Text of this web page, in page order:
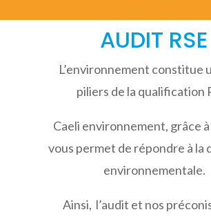
AUDIT RSE
L’environnement constitue
piliers de la qualification
Caeli environnement, grâce
vous permet de répondre à la
environnementale.
Ainsi, l’audit et nos